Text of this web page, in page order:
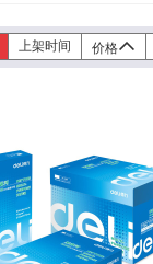
上架时间 价格